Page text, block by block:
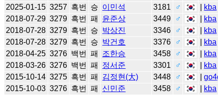
2025-01-15 3257 흑번 승 이민석 3181 ♂ kba
2018-07-29 3279 흑번 패 윤준상 3449 ♂ kba
2018-07-28 3279 흑번 승 박상진 3346 ♂ kba
2018-07-28 3279 흑번 승 박건호 3376 ♂ kba
2018-04-25 3276 백번 패 조한승 3458 ♂ kba
2018-03-26 3276 백번 패 정서준 3301 ♂ kba
2015-10-14 3275 흑번 패 김정현(大) 3448 ♂ |
2015-10-03 3276 흑번 패 신민준 3458 ♂ kba